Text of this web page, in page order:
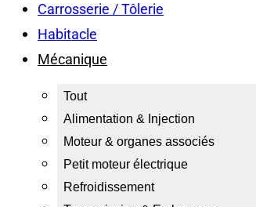
Carrosserie / Tôlerie
Habitacle
Mécanique
Tout
Alimentation & Injection
Moteur & organes associés
Petit moteur électrique
Refroidissement